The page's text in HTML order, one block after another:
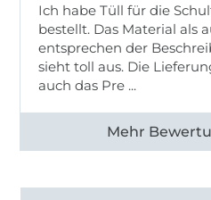
Ich habe Tüll für die
bestellt. Das Material als
entsprechen der
sieht toll aus. Die
auch das Pre ...
Alle 82950